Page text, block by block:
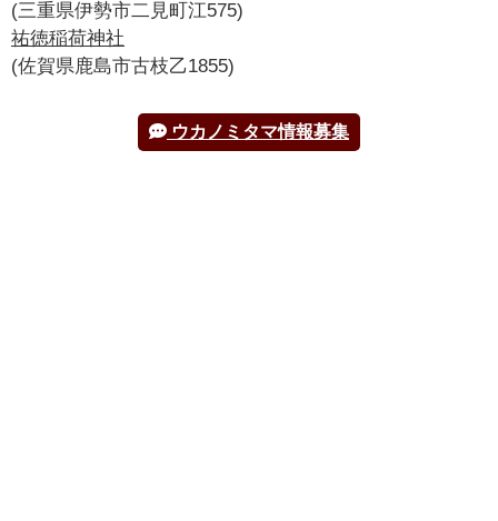
宇賀之霊神
うがのみたまのかみ
その他
うかのみたまのみこと
(三重県伊勢市二見町江575)
祐徳稲荷神社
(佐賀県鹿島市古枝乙1855)
ウカノミタマ情報募集